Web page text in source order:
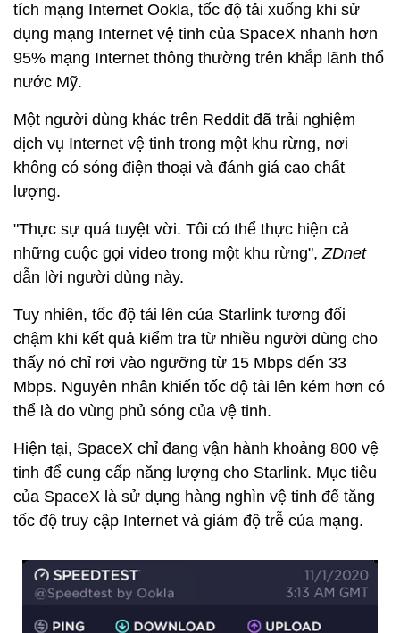
tích mạng Internet Ookla, tốc độ tải xuống khi sử
dụng mạng Internet vệ tinh của SpaceX nhanh hơn
95% mạng Internet thông thường trên khắp lãnh thổ
nước Mỹ.
Một người dùng khác trên Reddit đã trải nghiệm
dịch vụ Internet vệ tinh trong một khu rừng, nơi
không có sóng điện thoại và đánh giá cao chất
lượng.
"Thực sự quá tuyệt vời. Tôi có thể thực hiện cả
những cuộc gọi video trong một khu rừng",ZDnet
dẫn lời người dùng này.
Tuy nhiên, tốc độ tải lên của Starlink tương đối
chậm khi kết quả kiểm tra từ nhiều người dùng cho
thấy nó chỉ rơi vào ngưỡng từ 15 Mbps đến 33
Mbps. Nguyên nhân khiến tốc độ tải lên kém hơn có
thể là do vùng phủ sóng của vệ tinh.
Hiện tại, SpaceX chỉ đang vận hành khoảng 800 vệ
tinh để cung cấp năng lượng cho Starlink. Mục tiêu
của SpaceX là sử dụng hàng nghìn vệ tinh để tăng
tốc độ truy cập Internet và giảm độ trễ của mạng.